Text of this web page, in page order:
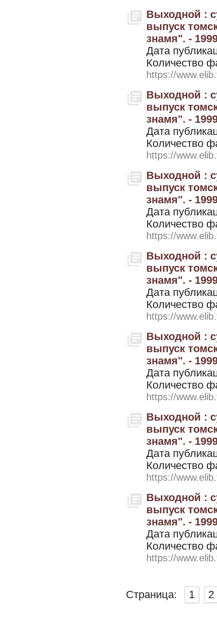
Выходной :
выпуск
знамя". -
Дата
Количество
https://
Выходной :
выпуск
знамя". -
Дата
Количество
https://
Выходной :
выпуск
знамя". -
Дата
Количество
https://
Выходной :
выпуск
знамя". -
Дата
Количество
https://
Выходной :
выпуск
знамя". -
Дата
Количество
https://
Выходной :
выпуск
знамя". -
Дата
Количество
https://
Выходной :
выпуск
знамя". -
Дата
Количество
https://
Страница: 1 2